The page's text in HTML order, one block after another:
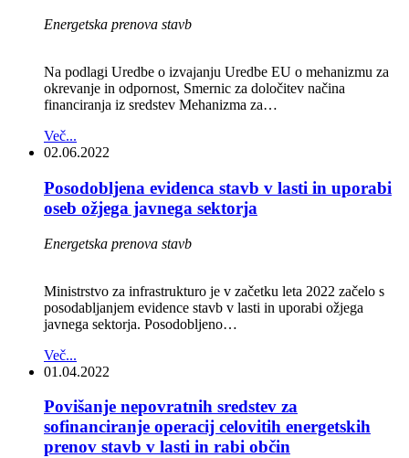
Energetska prenova stavb
Na podlagi Uredbe o izvajanju Uredbe EU o mehanizmu za
okrevanje in odpornost, Smernic za določitev načina
financiranja iz sredstev Mehanizma za…
Več...
02.06.2022
Posodobljena evidenca stavb v lasti in uporabi
oseb ožjega javnega sektorja
Energetska prenova stavb
Ministrstvo za infrastrukturo je v začetku leta 2022 začelo s
posodabljanjem evidence stavb v lasti in uporabi ožjega
javnega sektorja. Posodobljeno…
Več...
01.04.2022
Povišanje nepovratnih sredstev za
sofinanciranje operacij celovitih energetskih
prenov stavb v lasti in rabi občin